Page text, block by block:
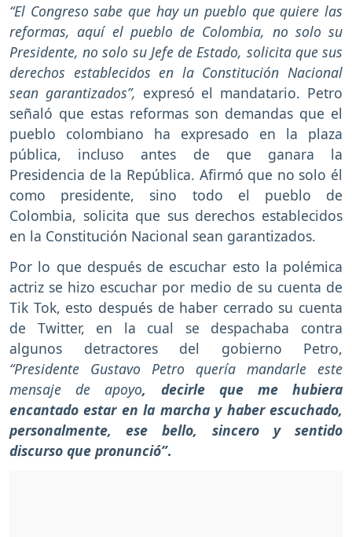
“El Congreso sabe que hay un pueblo que quiere las
reformas, aquí el pueblo de Colombia, no solo su
Presidente, no solo su Jefe de Estado, solicita que sus
derechos establecidos en la Constitución Nacional
sean garantizados”, expresó el mandatario. Petro
señaló que estas reformas son demandas que el
pueblo colombiano ha expresado en la plaza
pública, incluso antes de que ganara la
Presidencia de la República. Afirmó que no solo él
como presidente, sino todo el pueblo de
Colombia, solicita que sus derechos establecidos
en la Constitución Nacional sean garantizados.
Por lo que después de escuchar esto la polémica
actriz se hizo escuchar por medio de su cuenta de
Tik Tok, esto después de haber cerrado su cuenta
de Twitter, en la cual se despachaba contra
algunos detractores del gobierno Petro,
“Presidente Gustavo Petro quería mandarle este
mensaje de apoyo, decirle que me hubiera
encantado estar en la marcha y haber escuchado,
personalmente, ese bello, sincero y sentido
discurso que pronunció”.